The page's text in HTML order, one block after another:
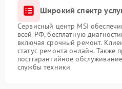
Широкий спектр
Сервисный центр MSI
всей РФ, бесплатную
включая срочный ремонт.
статус ремонта онлайн. Также
постгарантийное
службы техники